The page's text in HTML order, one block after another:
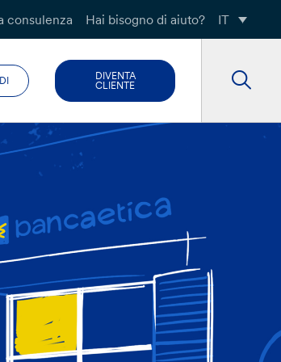
consulenza Hai bisogno di aiuto? IT
DIVENTA
CLIENTE